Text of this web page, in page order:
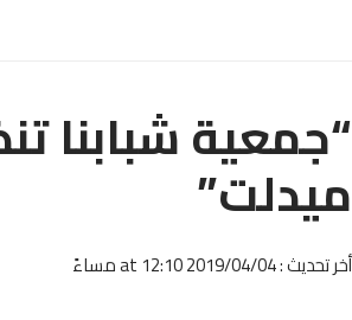
“جمعية شبابنا
ميدلت”
أخر تحديث : 2019/04/04 at 12:10 مساءً